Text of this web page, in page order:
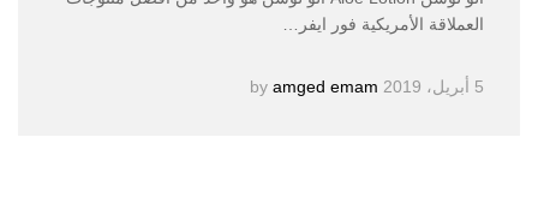
العملاقة الأمريكية فور ايفر…
5 أبريل، 2019 amged emam